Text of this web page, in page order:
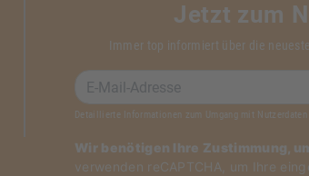
Jetzt zum
Immer top informiert über die
Detaillierte Informationen zum Umgang mit
Wir benötigen Ihre Zustimmung,
verwenden reCAPTCHA, um Ihre